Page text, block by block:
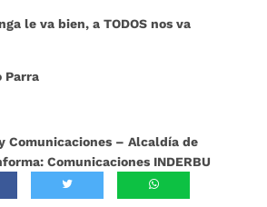
le va bien, a TODOS nos va
Parra
Comunicaciones – Alcaldía de
Comunicaciones INDERBU